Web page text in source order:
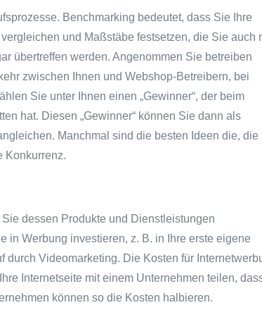
Benchmarking bedeutet, dass Sie Ihre
und Maßstäbe festsetzen, die Sie auch
übertreffen werden. Angenommen Sie betreiben
zwischen Ihnen und Webshop-Betreibern, bei
Sie unter Ihnen einen „Gewinner“, der beim
hat. Diesen „Gewinner“ können Sie dann als
Manchmal sind die besten Ideen die, die
Konkurrenz.
dessen Produkte und Dienstleistungen
in Werbung investieren, z. B. in Ihre erste eigene
durch Videomarketing. Die Kosten für
Internetseite mit einem Unternehmen teilen,
können so die Kosten halbieren.